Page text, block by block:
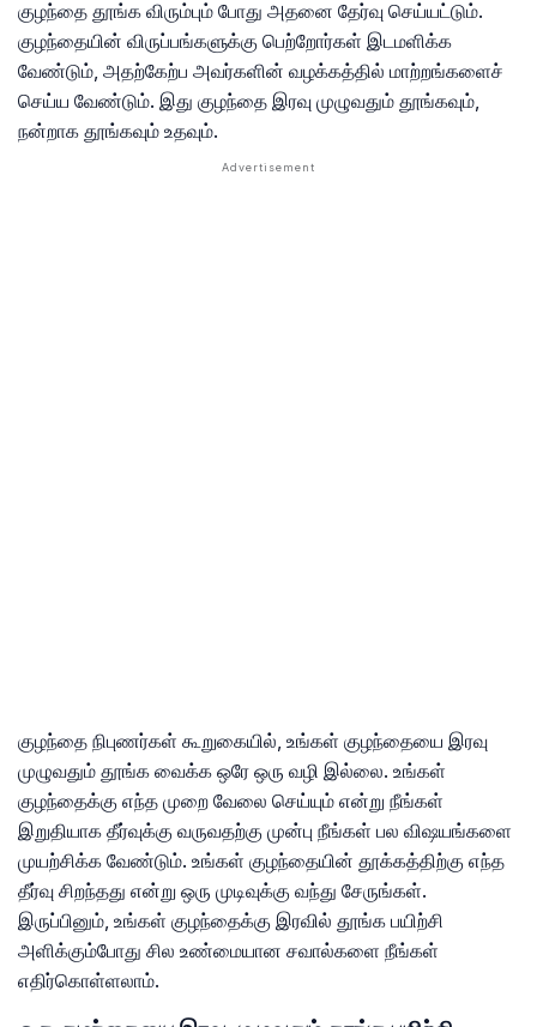
குழந்தை தூங்க விரும்பும் போது அதனை தேர்வு செய்யட்டும்.
குழந்தையின் விருப்பங்களுக்கு பெற்றோர்கள் இடமளிக்க
வேண்டும், அதற்கேற்ப அவர்களின் வழக்கத்தில் மாற்றங்களைச்
செய்ய வேண்டும். இது குழந்தை இரவு முழுவதும் தூங்கவும்,
நன்றாக தூங்கவும் உதவும்.
குழந்தை நிபுணர்கள் கூறுகையில், உங்கள் குழந்தையை இரவு
முழுவதும் தூங்க வைக்க ஒரே ஒரு வழி இல்லை. உங்கள்
குழந்தைக்கு எந்த முறை வேலை செய்யும் என்று நீங்கள்
இறுதியாக தீர்வுக்கு வருவதற்கு முன்பு நீங்கள் பல விஷயங்களை
முயற்சிக்க வேண்டும். உங்கள் குழந்தையின் தூக்கத்திற்கு எந்த
தீர்வு சிறந்தது என்று ஒரு முடிவுக்கு வந்து சேருங்கள்.
இருப்பினும், உங்கள் குழந்தைக்கு இரவில் தூங்க பயிற்சி
அளிக்கும்போது சில உண்மையான சவால்களை நீங்கள்
எதிர்கொள்ளலாம்.